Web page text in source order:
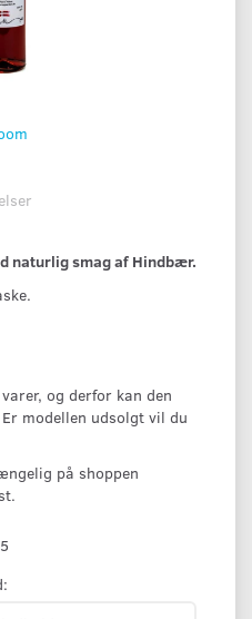
naturlig smag af Hindbær.
og derfor kan den
modellen udsolgt vil du
på shoppen